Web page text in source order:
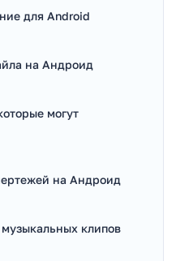
для Android
на Андроид
могут
на Андроид
клипов